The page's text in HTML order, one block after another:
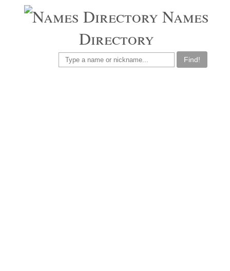
Names
Directory
Find!